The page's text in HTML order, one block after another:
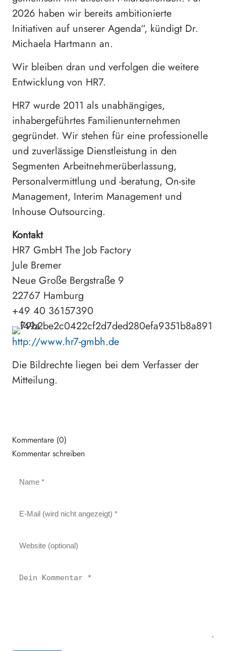
2026 haben wir bereits ambitionierte
Initiativen auf unserer Agenda“, kündigt Dr.
Michaela Hartmann an.
Wir bleiben dran und verfolgen die weitere
Entwicklung von HR7.
HR7 wurde 2011 als unabhängiges,
inhabergeführtes Familienunternehmen
gegründet. Wir stehen für eine professionelle
und zuverlässige Dienstleistung in den
Segmenten Arbeitnehmerüberlassung,
Personalvermittlung und -beratung, On-site
Management, Interim Management und
Inhouse Outsourcing.
Kontakt
HR7 GmbH The Job Factory
Jule Bremer
Neue Große Bergstraße 9
22767 Hamburg
+49 40 36157390
http://www.hr7-gmbh.de
Die Bildrechte liegen bei dem Verfasser der
Mitteilung.
Kommentare (0)
Kommentar schreiben